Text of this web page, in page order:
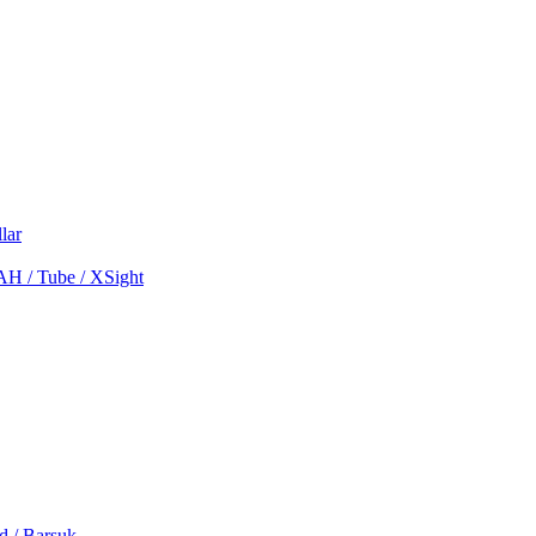
/ Tube / XSight